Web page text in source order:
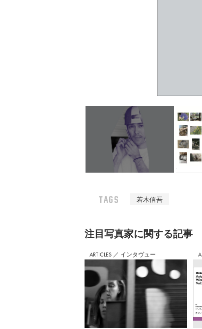
TAGS 若木信吾
注⽬写真家に関する記事
ARTICLES ／ インタヴュー